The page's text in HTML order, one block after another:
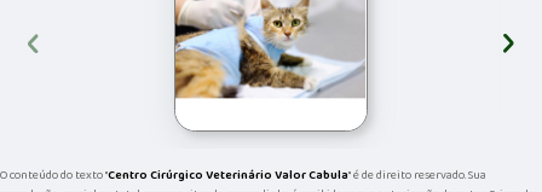
‹ ›
O conteúdo do texto "Centro Cirúrgico Veterinário Valor Cabula" é de direito reservado. Sua